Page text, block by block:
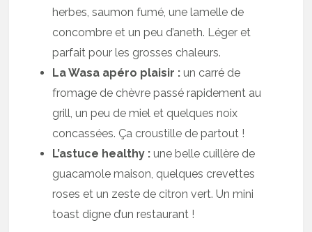
herbes, saumon fumé, une lamelle de
concombre et un peu d’aneth. Léger et
parfait pour les grosses chaleurs.
La Wasa apéro plaisir : un carré de
fromage de chèvre passé rapidement au
grill, un peu de miel et quelques noix
concassées. Ça croustille de partout !
L’astuce healthy : une belle cuillère de
guacamole maison, quelques crevettes
roses et un zeste de citron vert. Un mini
toast digne d’un restaurant !